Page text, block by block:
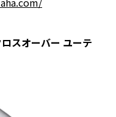
スオーバー ユーテ